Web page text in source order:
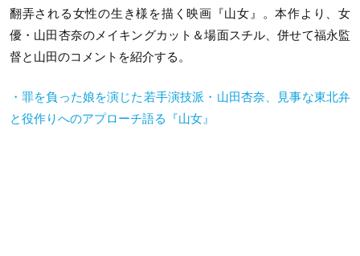
翻弄される女性の生き様を描く映画『山女』。本作より、女
優・山田杏奈のメイキングカット＆場面スチル、併せて福永監
督と山田のコメントを紹介する。
・罪を負った娘を演じた若手演技派・山田杏奈、見事な東北弁
と役作りへのアプローチ語る『山女』